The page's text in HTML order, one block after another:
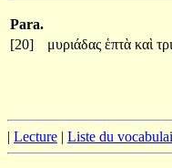
Para.
[20]
μυριάδας ἑπτὰ καὶ
| Lecture | Liste du